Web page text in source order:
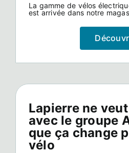
La gamme de vélos
est arrivée dans notre
Lapierre ne
avec le groupe
que ça change
vélo